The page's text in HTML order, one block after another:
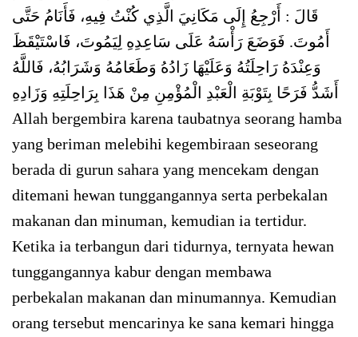
قَالَ : أَرْجِعُ إِلَى مَكَانِيَ الَّذِي كُنْتُ فِيهِ، فَأَنَامُ حَتَّى
أَمُوتَ. فَوَضَعَ رَأْسَهُ عَلَى سَاعِدِهِ لِيَمُوتَ، فَاسْتَيْقَظَ
وَعِنْدَهُ رَاحِلَتُهُ وَعَلَيْهَا زَادُهُ وَطَعَامُهُ وَشَرَابُهُ، فَاللَّهُ
أَشَدُّ فَرَحًا بِتَوْبَةِ الْعَبْدِ الْمُؤْمِنِ مِنْ هَذَا بِرَاحِلَتِهِ وَزَادِهِ
Allah bergembira karena taubatnya seorang hamba
yang beriman melebihi kegembiraan seseorang
berada di gurun sahara yang mencekam dengan
ditemani hewan tunggangannya serta perbekalan
makanan dan minuman, kemudian ia tertidur.
Ketika ia terbangun dari tidurnya, ternyata hewan
tunggangannya kabur dengan membawa
perbekalan makanan dan minumannya. Kemudian
orang tersebut mencarinya ke sana kemari hingga